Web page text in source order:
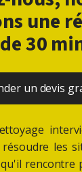
une
30
un devis
les
rencontre